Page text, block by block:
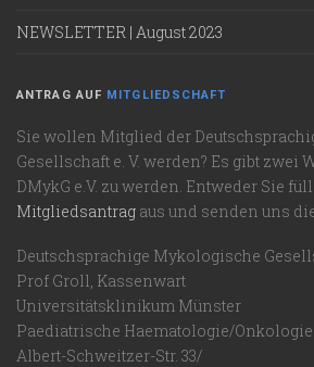
NEWSLETTER | August 2023
ANTRAG AUF MITGLIEDSCHAFT
Sie wollen Mitglied der
Gesellschaft e. V. werden? Es gibt zwei
DMykG e.V. zu werden. Entweder Sie
Mitgliedsantrag aus und senden uns
Deutschsprachige Mykologische
Prof Groll, Kassenwart
Universitätsklinikum Münster
Paediatrische Haematologie/Onkologie
Albert-Schweitzer-Str. 33/